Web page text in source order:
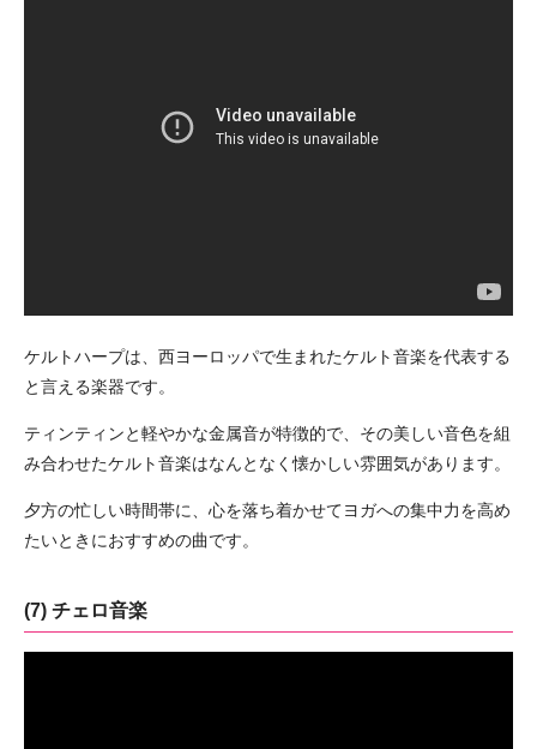
ケルトハープは、西ヨーロッパで生まれたケルト音楽を代表する
と言える楽器です。
ティンティンと軽やかな金属音が特徴的で、その美しい音色を組
み合わせたケルト音楽はなんとなく懐かしい雰囲気があります。
夕方の忙しい時間帯に、心を落ち着かせてヨガへの集中力を高め
たいときにおすすめの曲です。
(7) チェロ音楽